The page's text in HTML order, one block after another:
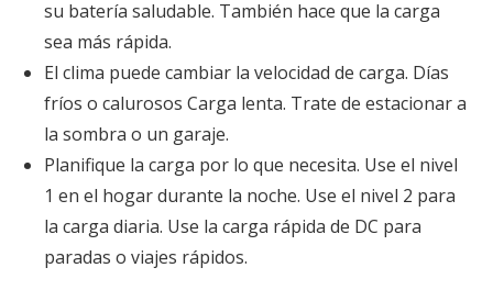
su batería saludable. También hace que la carga
sea más rápida.
El clima puede cambiar la velocidad de carga. Días
fríos o calurosos Carga lenta. Trate de estacionar a
la sombra o un garaje.
Planifique la carga por lo que necesita. Use el nivel
1 en el hogar durante la noche. Use el nivel 2 para
la carga diaria. Use la carga rápida de DC para
paradas o viajes rápidos.